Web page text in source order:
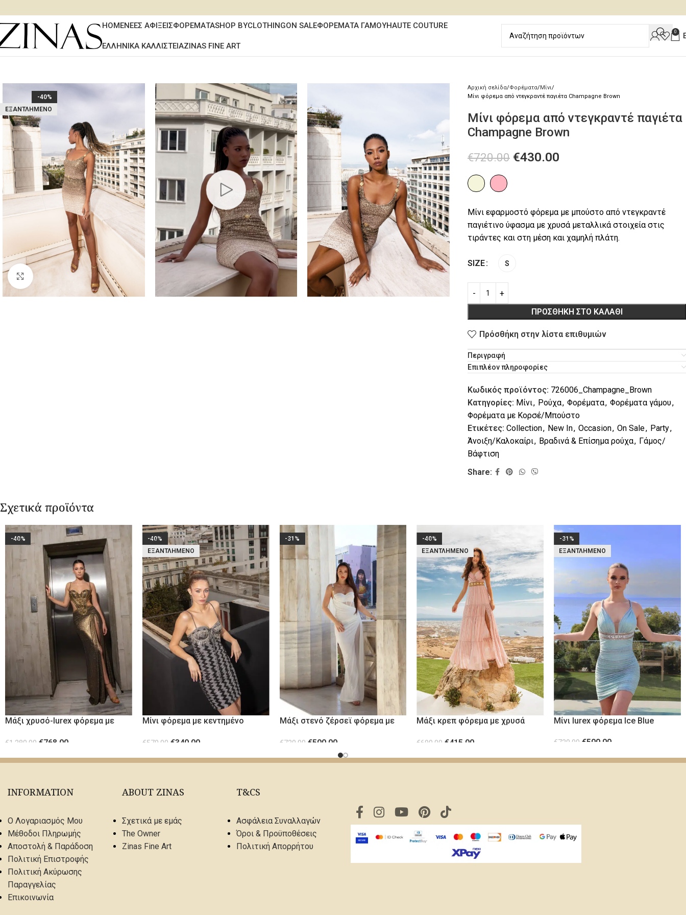
HOMEΝΕΕΣ ΑΦΙΞΕΙΣΦΟΡΕΜΑΤΑSHOP BYCLOTHINGON SALEΦΟΡΕΜΑΤΑ ΓΑΜΟΥHAUTE COUTURE
ΕΛΛΗΝΙΚΑ ΚΑΛΛΙΣΤΕΙΑZINAS FINE ART
0
-40%
ΕΞΑΝΤΛΗΜΈΝΟ
Κλικ για μεγέθυνση
Αρχική σελίδα Φορέματα Μίνι
Μίνι φόρεμα από ντεγκραντέ παγιέτα Champagne Brown
Μίνι φόρεμα από ντεγκραντέ παγιέτα
Champagne Brown
€720.00 €430.00
Μίνι εφαρμοστό φόρεμα με μπούστο από ντεγκραντέ
παγιέτινο ύφασμα με χρυσά μεταλλικά στοιχεία στις
τιράντες και στη μέση και χαμηλή πλάτη.
SIZE S
ΠΡΟΣΘΉΚΗ ΣΤΟ ΚΑΛΆΘΙ
Πρόσθήκη στην λίστα επιθυμιών
Περιγραφή
Επιπλέον πληροφορίες
Κωδικός προϊόντος: 726006_Champagne_Brown
Κατηγορίες: Μίνι, Ρούχα, Φορέματα, Φορέματα γάμου,
Φορέματα με Κορσέ/Μπούστο
Ετικέτες: Collection, New In, Occasion, On Sale, Party,
Άνοιξη/Καλοκαίρι, Βραδινά & Επίσημα ρούχα, Γάμος/
Βάφτιση
Share:
Σχετικά προϊόντα
-40%
Μάξι χρυσό-lurex φόρεμα με
λεπτομέρειες
€1,280.00 €768.00
ΕΠΙΛΟΓΉ
-40%
ΕΞΑΝΤΛΗΜΈΝΟ
Μίνι φόρεμα με κεντημένο
€570.00 €340.00
ΕΠΙΛΟΓΉ
-31%
Μάξι στενό ζέρσεϊ φόρεμα με
€720.00 €500.00
ΕΠΙΛΟΓΉ
-40%
ΕΞΑΝΤΛΗΜΈΝΟ
Μάξι κρεπ φόρεμα με χρυσά
€690.00 €415.00
ΕΠΙΛΟΓΉ
-31%
ΕΞΑΝΤΛΗΜΈΝΟ
Μίνι lurex φόρεμα Ice Blue
€720.00 €500.00
ΕΠΙΛΟΓΉ
INFORMATION
Ο Λογαριασμός Μου
Μέθοδοι Πληρωμής
Αποστολή & Παράδοση
Πολιτική Επιστροφής
Πολιτική Ακύρωσης
Παραγγελίας
Επικοινωνία
ABOUT ZINAS
Σχετικά με εμάς
The Owner
Zinas Fine Art
T&CS
Ασφάλεια Συναλλαγών
Όροι & Προϋποθέσεις
Πολιτική Απορρήτου